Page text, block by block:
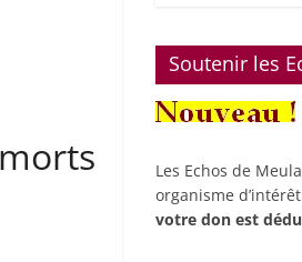
Soutenir les
Les Echos de
organisme
votre don est